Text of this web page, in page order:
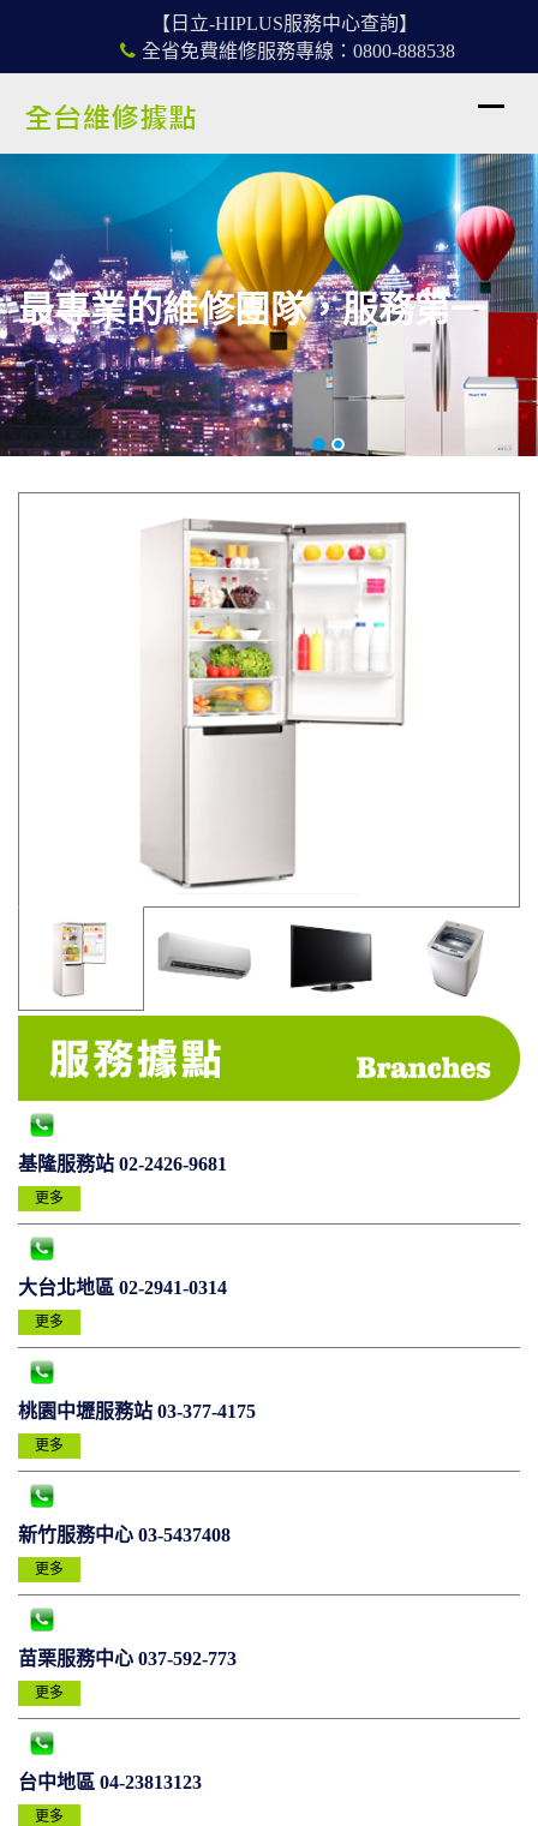
【日立-HIPLUS服務中心查詢】
全省免費維修服務專線：0800-888538
最專業的維修團隊，服務第一
基隆服務站 02-2426-9681
更多
大台北地區 02-2941-0314
更多
桃園中壢服務站 03-377-4175
更多
新竹服務中心 03-5437408
更多
苗栗服務中心 037-592-773
更多
台中地區 04-23813123
更多